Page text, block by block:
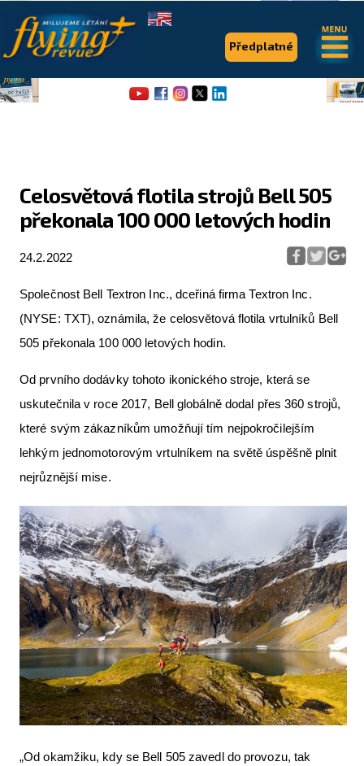
Celosvětová flotila strojů Bell 505
překonala 100 000 letových hodin
24.2.2022
Společnost Bell Textron Inc., dceřiná firma Textron Inc.
(NYSE: TXT), oznámila, že celosvětová flotila vrtulníků Bell
505 překonala 100 000 letových hodin.
Od prvního dodávky tohoto ikonického stroje, která se
uskutečnila v roce 2017, Bell globálně dodal přes 360 strojů,
které svým zákazníkům umožňují tím nejpokročilejším
lehkým jednomotorovým vrtulníkem na světě úspěšně plnit
nejrůznější mise.
„Od okamžiku, kdy se Bell 505 zavedl do provozu, tak
Předplatné
.
Flying Revue
Pro piloty
Série & speciály
Letecká videa
Aktuální FR + archiv
Letecká muzea
Nabídky práce v letectví
Inzerujte s námi
E-SHOP